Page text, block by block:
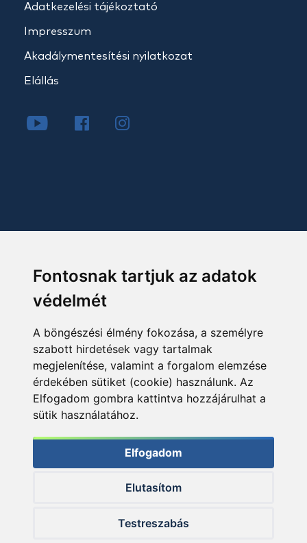
Fontosnak tartjuk az adatok
védelmét
A böngészési élmény fokozása, a személyre
szabott hirdetések vagy tartalmak
megjelenítése, valamint a forgalom elemzése
érdekében sütiket (cookie) használunk. Az
Elfogadom gombra kattintva hozzájárulhat a
sütik használatához.
Elfogadom
Elutasítom
Testreszabás
Adatkezelési tájékoztató
Impresszum
Akadálymentesítési nyilatkozat
Elállás